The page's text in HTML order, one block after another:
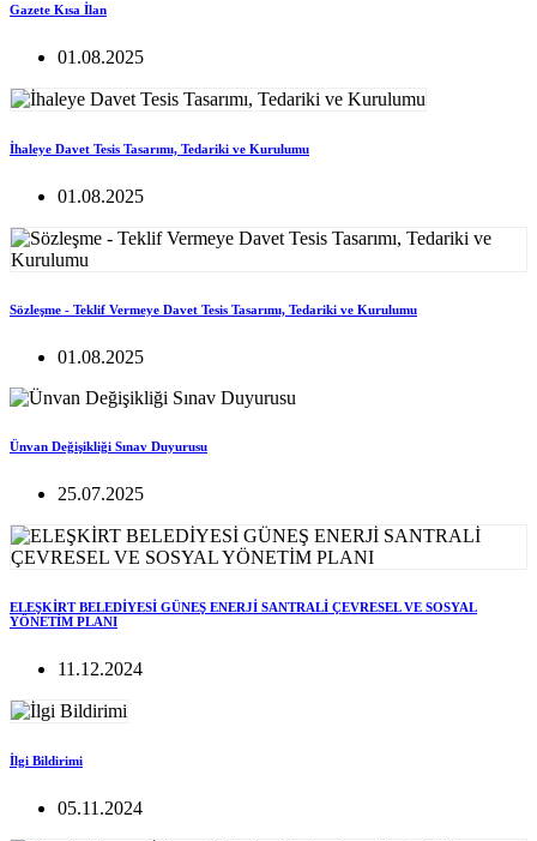
Gazete Kısa İlan
01.08.2025
İhaleye Davet Tesis Tasarımı, Tedariki ve Kurulumu
01.08.2025
Sözleşme - Teklif Vermeye Davet Tesis Tasarımı, Tedariki ve Kurulumu
01.08.2025
Ünvan Değişikliği Sınav Duyurusu
25.07.2025
ELEŞKİRT BELEDİYESİ GÜNEŞ ENERJİ SANTRALİ ÇEVRESEL VE SOSYAL
YÖNETİM PLANI
11.12.2024
İlgi Bildirimi
05.11.2024